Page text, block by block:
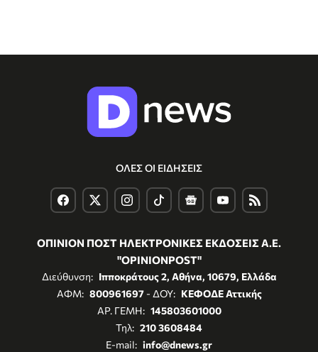
ΟΛΕΣ ΟΙ ΕΙΔΗΣΕΙΣ
ΟΠΙΝΙΟΝ ΠΟΣΤ ΗΛΕΚΤΡΟΝΙΚΕΣ ΕΚΔΟΣΕΙΣ Α.Ε.
"OPINIONPOST"
Διεύθυνση: Ιπποκράτους 2, Αθήνα, 10679, Ελλάδα
ΑΦΜ: 800961697- ΔΟΥ: ΚΕΦΟΔΕ Αττικής
ΑΡ. ΓΕΜΗ: 145803601000
Τηλ: 210 3608484
E-mail: info@dnews.gr